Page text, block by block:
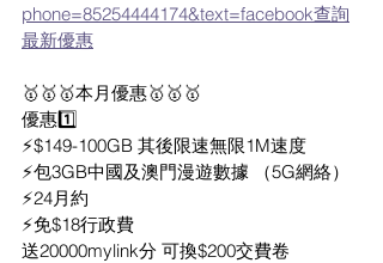
phone=85254444174&text=facebook查詢
最新優惠
🥇🥇🥇本月優惠🥇🥇🥇
優惠1️⃣
⚡️$149-100GB 其後限速無限1M速度
⚡️包3GB中國及澳門漫遊數據 （5G網絡）
⚡️24月約
⚡️免$18行政費
送20000mylink分 可換$200交費卷